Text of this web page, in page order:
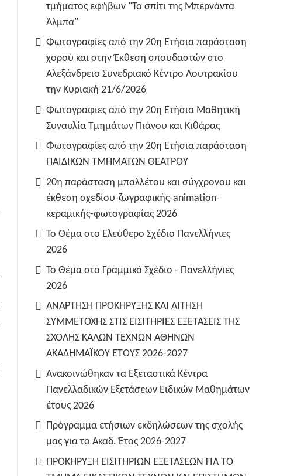
τμήματος εφήβων "Το σπίτι της Μπερνάντα
Άλμπα"
Φωτογραφίες από την 20η Ετήσια παράσταση
χορού και στην Έκθεση σπουδαστών στο
Αλεξάνδρειο Συνεδριακό Κέντρο Λουτρακίου
την Κυριακή 21/6/2026
Φωτογραφίες από την 20η Ετήσια Μαθητική
Συναυλία Τμημάτων Πιάνου και Κιθάρας
Φωτογραφίες από την 20η Ετήσια παράσταση
ΠΑΙΔΙΚΩΝ ΤΜΗΜΑΤΩΝ ΘΕΑΤΡΟΥ
20η παράσταση μπαλλέτου και σύγχρονου και
έκθεση σχεδίου-ζωγραφικής-animation-
κεραμικής-φωτογραφίας 2026
Το Θέμα στο Ελεύθερο Σχέδιο Πανελλήνιες
2026
Το Θέμα στο Γραμμικό Σχέδιο - Πανελλήνιες
2026
ΑΝΑΡΤΗΣΗ ΠΡΟΚΗΡΥΞΗΣ ΚΑΙ ΑΙΤΗΣΗ
ΣΥΜΜΕΤΟΧΗΣ ΣΤΙΣ ΕΙΣΙΤΗΡΙΕΣ ΕΞΕΤΑΣΕΙΣ ΤΗΣ
ΣΧΟΛΗΣ ΚΑΛΩΝ ΤΕΧΝΩΝ ΑΘΗΝΩΝ
ΑΚΑΔΗΜΑΪΚΟΥ ΕΤΟΥΣ 2026-2027
Ανακοινώθηκαν τα Εξεταστικά Κέντρα
Πανελλαδικών Εξετάσεων Ειδικών Μαθημάτων
έτους 2026
Πρόγραμμα ετήσιων εκδηλώσεων της σχολής
μας για το Ακαδ. Έτος 2026-2027
ΠΡΟΚΗΡΥΞΗ ΕΙΣΙΤΗΡΙΩΝ ΕΞΕΤΑΣΕΩΝ ΓΙΑ ΤO